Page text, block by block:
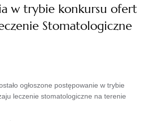
w trybie konkursu ofert
Stomatologiczne
ogłoszone postępowanie w trybie
leczenie stomatologiczne na terenie